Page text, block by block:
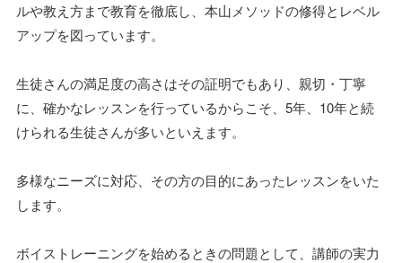
ルや教え方まで教育を徹底し、本山メソッドの修得とレベル
アップを図っています。
生徒さんの満足度の高さはその証明でもあり、親切・丁寧
に、確かなレッスンを行っているからこそ、5年、10年と続
けられる生徒さんが多いといえます。
多様なニーズに対応、その方の目的にあったレッスンをいた
します。
ボイストレーニングを始めるときの問題として、講師の実力